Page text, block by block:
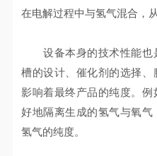
在电解过程中与氢气混合，
设备本身的技术性能也
槽的设计、催化剂的选择
影响着最终产品的纯度。
好地隔离生成的氢气与氧
氢气的纯度。